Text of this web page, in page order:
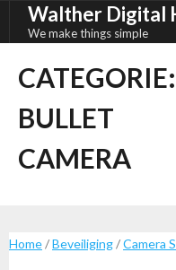
inhoud
Walther Digital
We make things simple
CATEGORIE:
BULLET
CAMERA
Home/Beveiliging/Camera